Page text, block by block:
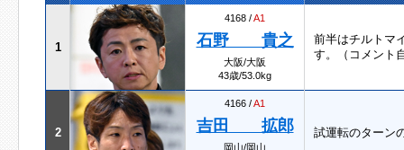
1
4168 /A1
石野 貴之
大阪/大阪
43歳/53.0kg
前半はチルトマ
す。（コメン
2
4166 /A1
吉田 拡郎
岡山/岡山
試運転のターン